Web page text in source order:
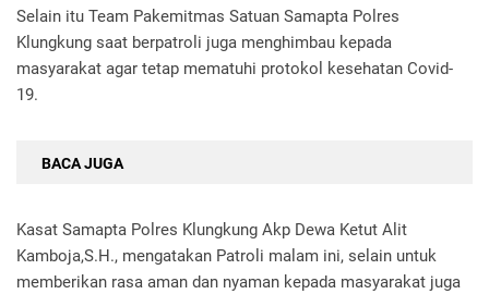
Selain itu Team Pakemitmas Satuan Samapta Polres
Klungkung saat berpatroli juga menghimbau kepada
masyarakat agar tetap mematuhi protokol kesehatan Covid-
19.
BACA JUGA
Kasat Samapta Polres Klungkung Akp Dewa Ketut Alit
Kamboja,S.H., mengatakan Patroli malam ini, selain untuk
memberikan rasa aman dan nyaman kepada masyarakat juga